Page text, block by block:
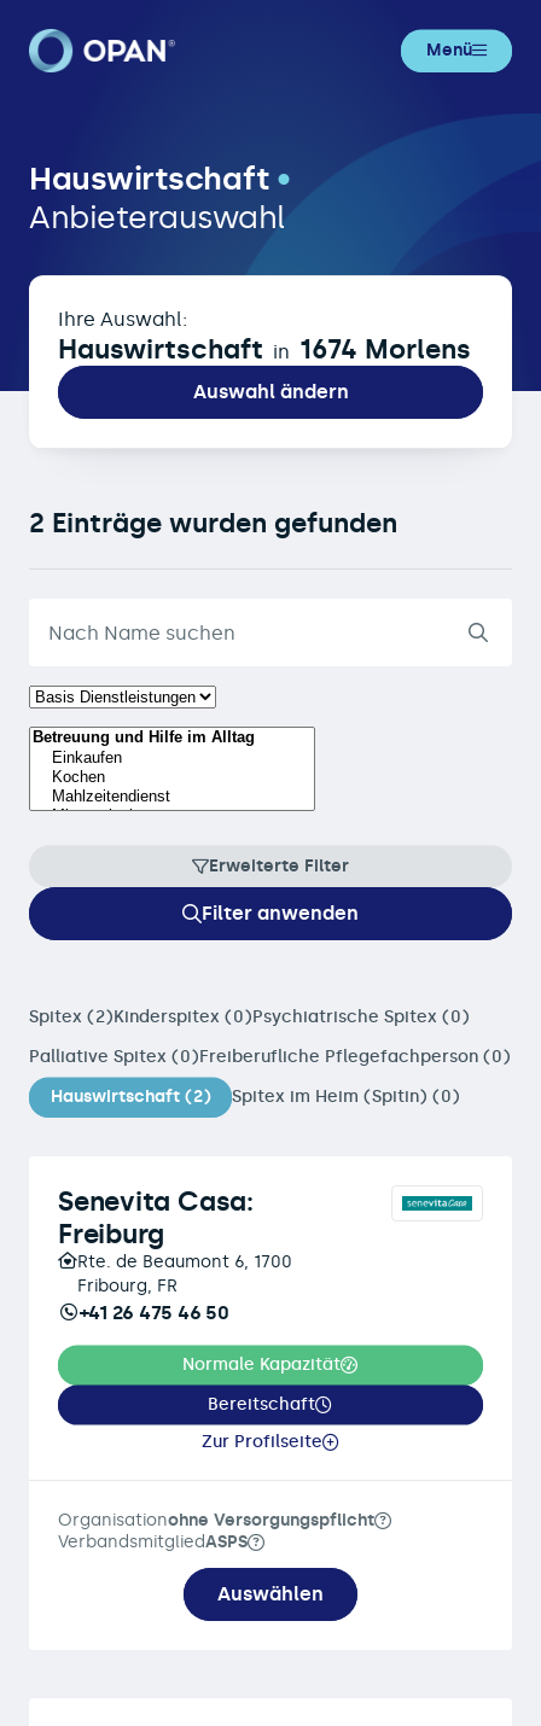
Menü
Hauswirtschaft in 1674 Morlens
Hauswirtschaft •
Anbieterauswahl
Ihre Auswahl:
Hauswirtschaft in 1674 Morlens
Auswahl ändern
2 Einträge wurden gefunden
Erweiterte Filter
Filter anwenden
Spitex (2)Kinderspitex (0)Psychiatrische Spitex (0)
Palliative Spitex (0)Freiberufliche Pflegefachperson (0)
Hauswirtschaft (2)
Spitex im Heim (Spitin) (0)
Senevita Casa:
Freiburg
Rte. de Beaumont 6, 1700
Fribourg, FR
+41 26 475 46 50
Normale Kapazität
Bereitschaft
Zur Profilseite
Organisationohne Versorgungspflicht
VerbandsmitgliedASPS
Auswählen